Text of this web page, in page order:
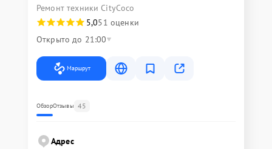
Ремонт техники CityCoco
5,051 оценки
Открыто до 21:00
Маршрут
ОбзорОтзывы 45
Адрес